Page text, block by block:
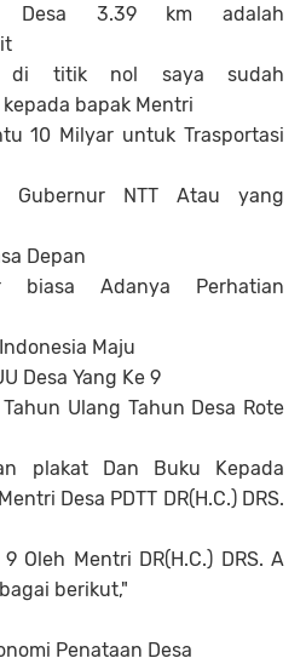
Desa 3.39 km adalah
di titik nol saya sudah
bapak Mentri
10 Milyar untuk Trasportasi
Gubernur NTT Atau yang
Depan
biasa Adanya Perhatian
Maju
Desa Yang Ke 9
Ulang Tahun Desa Rote
plakat Dan Buku Kepada
Desa PDTT DR(H.C.) DRS.
Oleh Mentri DR(H.C.) DRS. A
berikut,"
Penataan Desa